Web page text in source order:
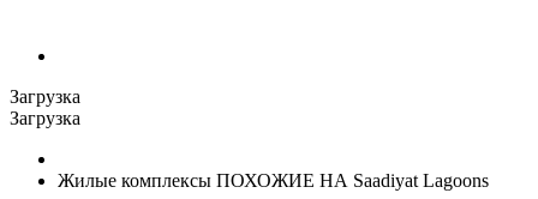
Загрузка
Загрузка
Жилые комплексы ПОХОЖИЕ НА Saadiyat Lagoons